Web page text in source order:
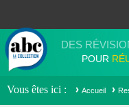
DES
POUR
Vous êtes ici Accueil